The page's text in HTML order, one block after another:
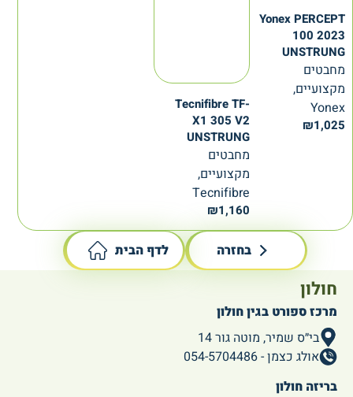
Yonex PERCEPT
100 2023
UNSTRUNG
מחבטים
מקצועיים,
Yonex
₪1,025
Tecnifibre TF-
X1 305 V2
UNSTRUNG
מחבטים
מקצועיים,
Tecnifibre
₪1,160
בחזרה לדף הבית
חולון
מרכז ספורט בגין חולון
בי״ס שמיר, מוטה גור 14
אולג כצמן - 054-5704486
בריזה חולון